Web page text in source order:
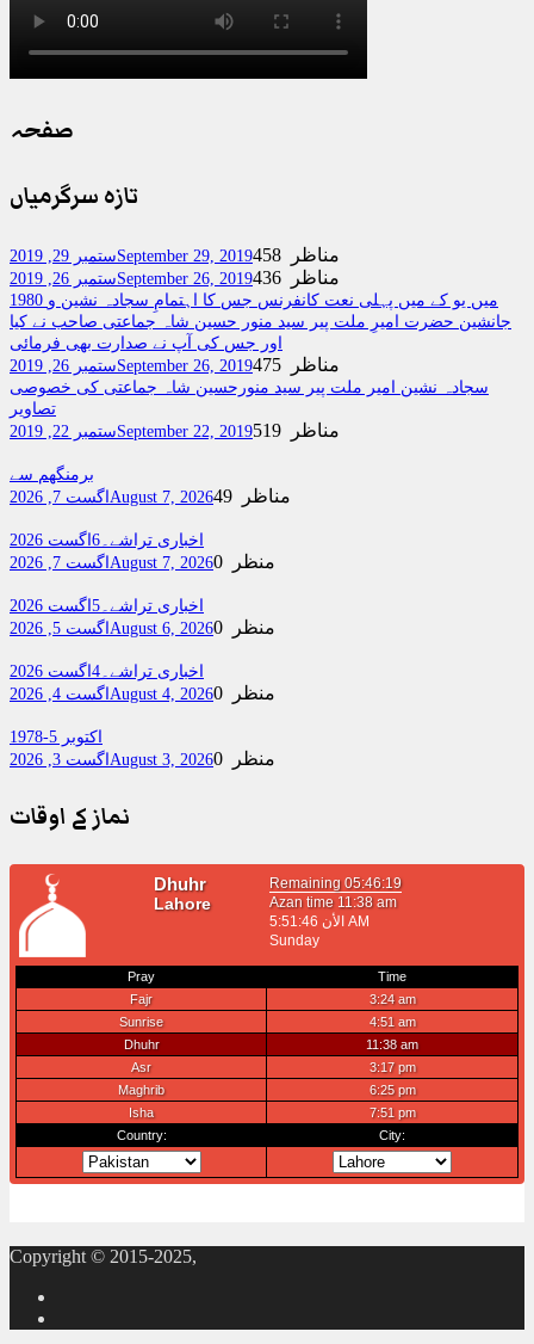
صفحہ
تازہ سرگرمیاں
ستمبر 29, 2019September 29, 2019 458 مناظر
ستمبر 26, 2019September 26, 2019 436 مناظر
1980 میں یو کے میں پہلی نعت کانفرنس جس کا اہتمامِ سجادہ نشین و
جانشین حضرت امیرِ ملت پیر سید منور حسین شاہ جماعتی صاحب نے کیا
اور جس کی آپ نے صدارت بھی فرمائی
ستمبر 26, 2019September 26, 2019 475 مناظر
سجادہ نشین امیر ملت پیر سید منورحسین شاہ جماعتی کی خصوصی
تصاویر
ستمبر 22, 2019September 22, 2019 519 مناظر
برمنگھم سے
اگست 7, 2026 August 7, 2026 49 مناظر
اخباری تراشے۔6اگست 2026
اگست 7, 2026 August 7, 2026 0 منظر
اخباری تراشے۔5اگست 2026
اگست 5, 2026 August 6, 2026 0 منظر
اخباری تراشے۔4اگست 2026
اگست 4, 2026 August 4, 2026 0 منظر
اکتوبر 5-1978
اگست 3, 2026 August 3, 2026 0 منظر
نماز کے اوقات
Copyright © 2015-2025,